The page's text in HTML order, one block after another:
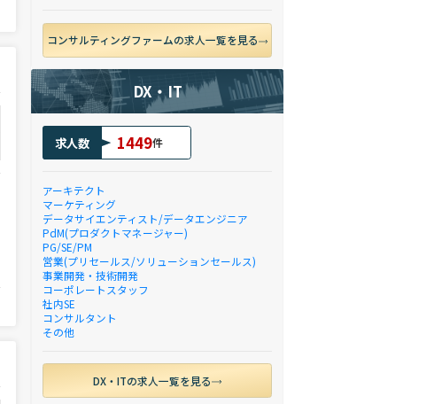
コンサルティングファームの求人一覧を見る
DX・IT
求人数 1449件
アーキテクト
マーケティング
データサイエンティスト/データエンジニア
PdM(プロダクトマネージャー)
PG/SE/PM
営業(プリセールス/ソリューションセールス)
事業開発・技術開発
コーポレートスタッフ
社内SE
コンサルタント
その他
DX・ITの求人一覧を見る